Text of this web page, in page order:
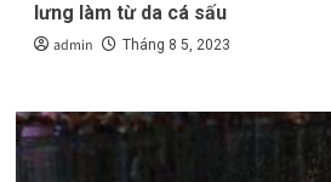
lưng làm từ da cá sấu
admin Tháng 8 5, 2023